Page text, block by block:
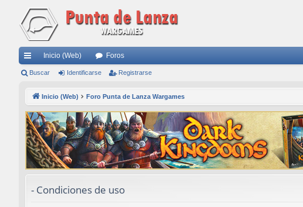
nl
rá
pi
do
Inicio (Web) Foros
Buscar Identificarse Registrarse
Inicio (Web) Foro Punta de Lanza Wargames
- Condiciones de uso